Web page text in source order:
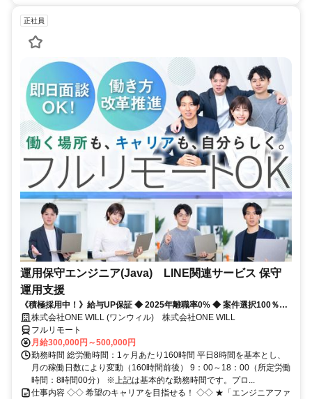
正社員
運用保守エンジニア(Java) LINE関連サービス 保守
運用支援
《積極採用中！》給与UP保証 ◆ 2025年離職率0% ◆ 案件選択100％！
◆ 平均残業7時間！
株式会社ONE WILL (ワンウィル) 株式会社ONE WILL
フルリモート
月給300,000円～500,000円
勤務時間 総労働時間：1ヶ月あたり160時間 平日8時間を基本とし、
月の稼働日数により変動（160時間前後） 9：00～18：00（所定労働
時間：8時間00分） ※上記は基本的な勤務時間です。プロ...
仕事内容 ◇◇ 希望のキャリアを目指せる！ ◇◇ ★「エンジニアファ